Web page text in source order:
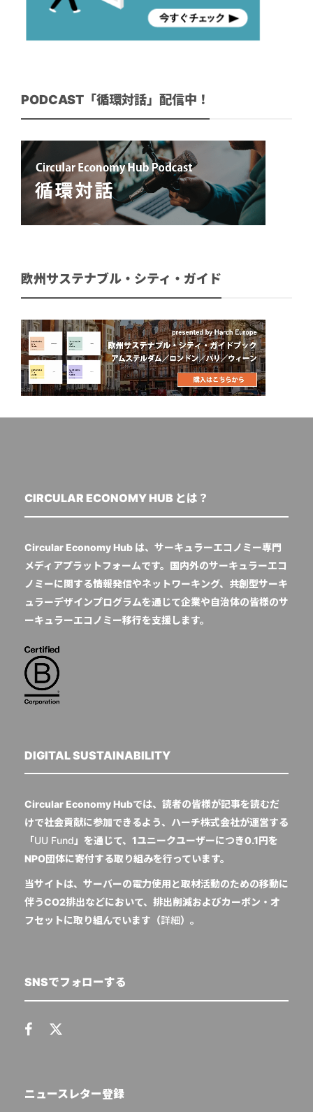
PODCAST「循環対話」配信中！
欧州サステナブル・シティ・ガイド
CIRCULAR ECONOMY HUB とは？
Circular Economy Hub は、サーキュラーエコノミー専門
メディアプラットフォームです。国内外のサーキュラーエコ
ノミーに関する情報発信やネットワーキング、共創型サーキ
ュラーデザインプログラムを通じて企業や自治体の皆様のサ
ーキュラーエコノミー移行を支援します。
DIGITAL SUSTAINABILITY
Circular Economy Hubでは、読者の皆様が記事を読むだ
けで社会貢献に参加できるよう、ハーチ株式会社が運営する
「UU Fund 」を通じて、1ユニークユーザーにつき0.1円を
NPO団体に寄付する取り組みを行っています。
当サイトは、サーバーの電力使用と取材活動のための移動に
伴うCO2排出などにおいて、排出削減およびカーボン・オ
フセットに取り組んでいます（詳細）。
SNSでフォローする
ニュースレター登録